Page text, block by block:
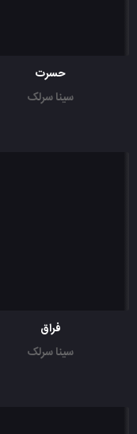
حسرت
سینا سرلک
فراق
سینا سرلک